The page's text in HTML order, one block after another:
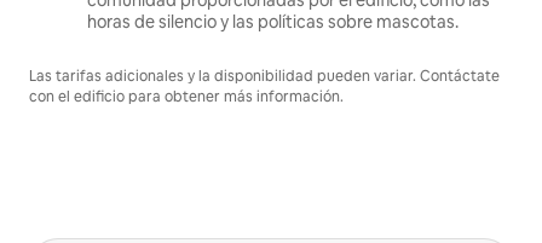
horas de silencio y las políticas sobre mascotas.
Las tarifas adicionales y la disponibilidad pueden variar. Contáctate
con el edificio para obtener más información.